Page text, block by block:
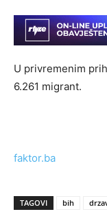
U privremenim
6.261 migrant.
faktor.ba
TAGOVI bih